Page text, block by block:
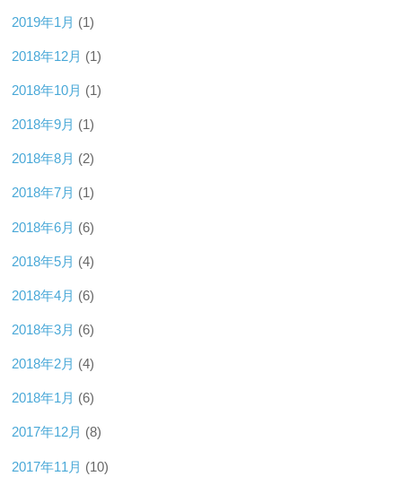
2019年1月 (1)
2018年12月 (1)
2018年10月 (1)
2018年9月 (1)
2018年8月 (2)
2018年7月 (1)
2018年6月 (6)
2018年5月 (4)
2018年4月 (6)
2018年3月 (6)
2018年2月 (4)
2018年1月 (6)
2017年12月 (8)
2017年11月 (10)